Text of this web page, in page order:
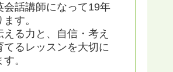
会話講師になって19年
す。
える力と、自信・考え
てるレッスンを大切に
。